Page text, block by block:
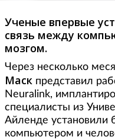
Ученые впервые
связь между
мозгом.
Через несколько
Маск представил
Neuralink,
специалисты из
Айленде установили
компьютером и